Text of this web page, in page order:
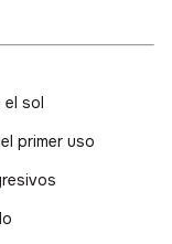
el sol
primer uso